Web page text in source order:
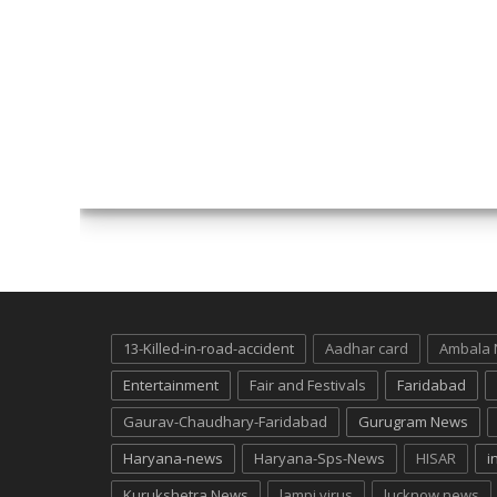
13-Killed-in-road-accident Aadhar card Ambala
Entertainment
Fair and Festivals Faridabad
Gaurav-Chaudhary-Faridabad
Gurugram News
Haryana-news
Haryana-Sps-News HISAR